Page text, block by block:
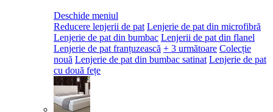
Deschide meniul
Reducere lenjerii de pat Lenjerie de pat din microfibră
Lenjerie de pat din bumbac Lenjerii de pat din flanel
Lenjerie de pat franțuzească + 3 următoare Colecție
nouă Lenjerie de pat din bumbac satinat Lenjerie de pat
cu două fețe